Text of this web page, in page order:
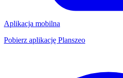
Aplikacja mobilna
Pobierz aplikację Planszeo